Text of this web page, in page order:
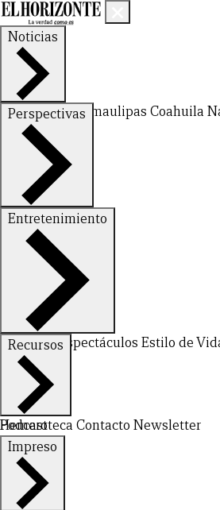
Noticias
Nuevo LeónTamaulipas Coahuila
Perspectivas
FinanzasOpinión
Entretenimiento
DeportesEspectáculos Estilo de
Recursos
Hemeroteca Contacto Newsletter
Podcast
Impreso